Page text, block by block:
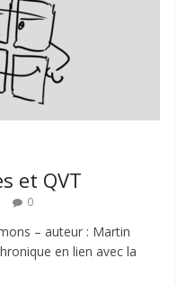
et QVT
0
– auteur : Martin
en lien avec la